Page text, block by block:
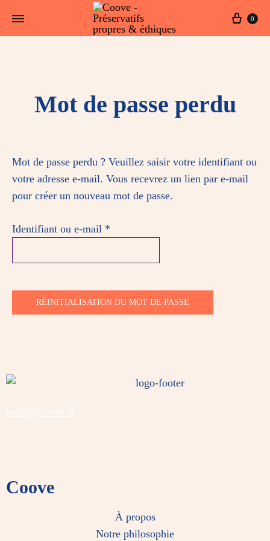
0
Mot de passe perdu
Mot de passe perdu ? Veuillez saisir votre identifiant ou
votre adresse e-mail. Vous recevrez un lien par e-mail
pour créer un nouveau mot de passe.
Identifiant ou e-mail *
RÉINITIALISATION DU MOT DE PASSE
Coove
À propos
Notre philosophie